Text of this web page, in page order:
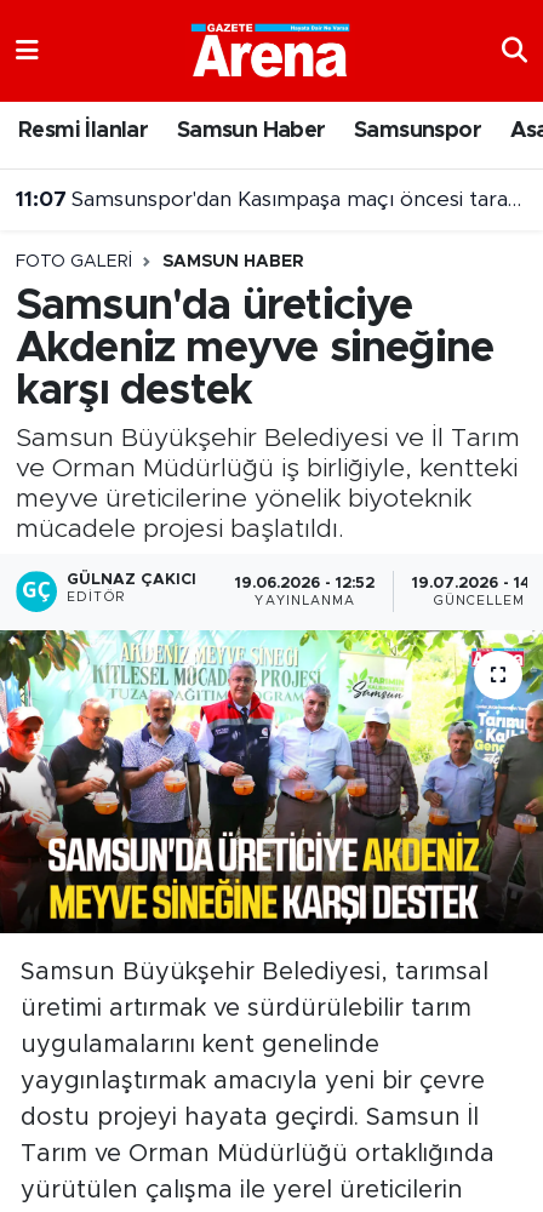
Resmi İlanlar Samsun Haber Samsunspor
11:07 Samsunspor'dan Kasımpaşa maçı öncesi taraftara jest
FOTO GALERI SAMSUN HABER
Samsun'da üreticiye
Akdeniz meyve sineğine
karşı destek
Samsun Büyükşehir Belediyesi ve İl Tarım
ve Orman Müdürlüğü iş birliğiyle, kentteki
meyve üreticilerine yönelik biyoteknik
mücadele projesi başlatıldı.
GÜLNAZ ÇAKICI
EDITÖR
19.06.2026 - 12:52
YAYINLANMA
19.07.2026 -
GÜNCELLEME
Samsun Büyükşehir Belediyesi, tarımsal
üretimi artırmak ve sürdürülebilir tarım
uygulamalarını kent genelinde
yaygınlaştırmak amacıyla yeni bir çevre
dostu projeyi hayata geçirdi. Samsun İl
Tarım ve Orman Müdürlüğü ortaklığında
yürütülen çalışma ile yerel üreticilerin
Samsun Namaz Vakitleri
Süper Lig Puan Durumu ve Fikstür
Tüm Manşetler
Son Dakika Haberleri
Haber Arşivi